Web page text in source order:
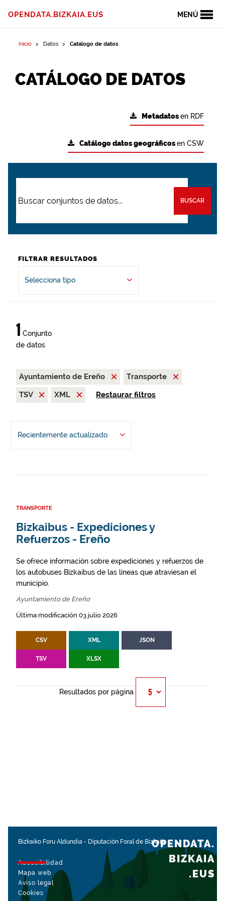
MENÚ
OPENDATA.BIZKAIA.EUS
Inicio Datos Catálogo de datos
CATÁLOGO DE DATOS
Metadatosen RDF
Catálogo datos geográficosen CSW
BUSCAR
FILTRAR RESULTADOS
Selecciona tipo
1 Conjunto
de datos
Ayuntamiento de Ereño
Transporte
TSV
XML Restaurar filtros
Recientemente actualizado
TRANSPORTE
Bizkaibus - Expediciones y
Refuerzos - Ereño
Se ofrece información sobre expediciones y refuerzos de
los autobuses Bizkaibus de las líneas que atraviesan el
municipio.
Ayuntamiento de Ereño
Última modificación 03 julio 2026
CSV XML JSON
TSV XLSX
Resultados por página
Bizkaiko Foru Aldundia - Diputación Foral de Bizkaia
Accesibilidad
Mapa web
Aviso legal
Cookies
OPENDATA.
BIZKAIA
.EUS